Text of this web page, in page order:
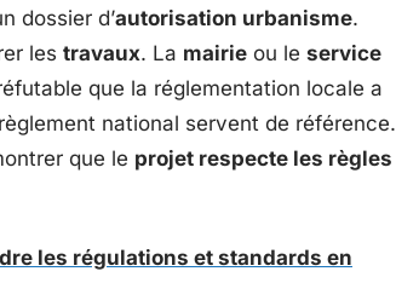
dossier d’autorisation urbanisme.
les travaux. La mairie ou le service
que la réglementation locale a
national servent de référence.
que le projet respecte les règles
les régulations et standards en